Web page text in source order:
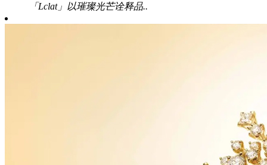
「Lclat」以璀璨光芒诠释品..